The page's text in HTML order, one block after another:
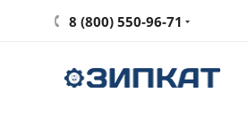
8 (800) 550-96-71